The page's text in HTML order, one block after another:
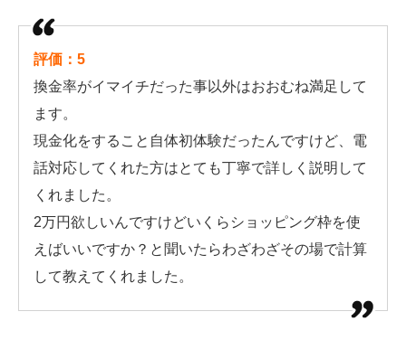
評価：5
換金率がイマイチだった事以外はおおむね満足して
ます。
現金化をすること自体初体験だったんですけど、電
話対応してくれた方はとても丁寧で詳しく説明して
くれました。
2万円欲しいんですけどいくらショッピング枠を使
えばいいですか？と聞いたらわざわざその場で計算
して教えてくれました。